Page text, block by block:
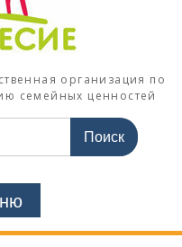
организация по
семейных ценностей